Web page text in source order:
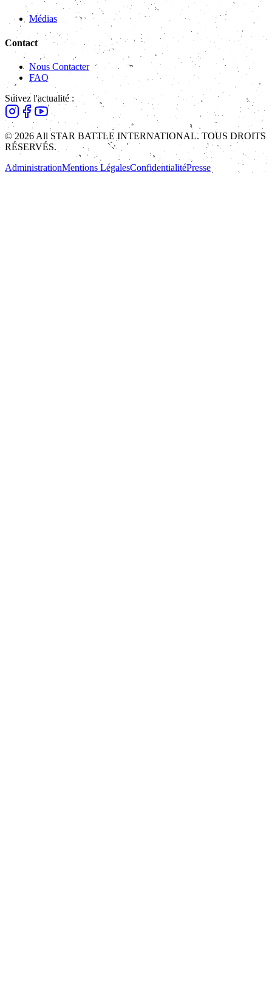
Médias
Contact
Nous Contacter
FAQ
Suivez l'actualité :
© 2026 All STAR BATTLE INTERNATIONAL. TOUS DROITS
RÉSERVÉS.
AdministrationMentions LégalesConfidentialitéPresse